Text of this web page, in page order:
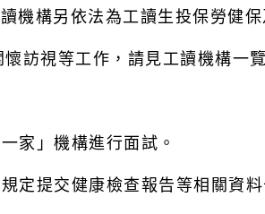
構另依法為工讀生投保勞健保
訪視等工作，請見工讀機構一
家」機構進行面試。
定提交健康檢查報告等相關資